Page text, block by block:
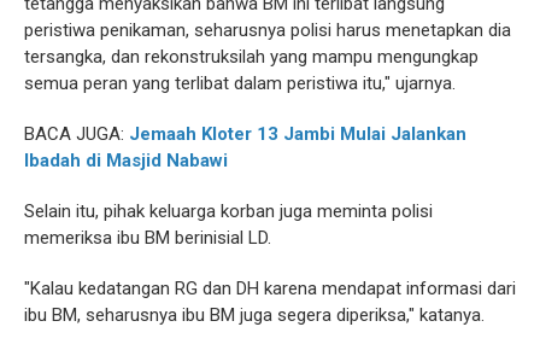
peristiwa penikaman, seharusnya polisi harus menetapkan dia
tersangka, dan rekonstruksilah yang mampu mengungkap
semua peran yang terlibat dalam peristiwa itu," ujarnya.
BACA JUGA: Jemaah Kloter 13 Jambi Mulai Jalankan
Ibadah di Masjid Nabawi
Selain itu, pihak keluarga korban juga meminta polisi
memeriksa ibu BM berinisial LD.
"Kalau kedatangan RG dan DH karena mendapat informasi dari
ibu BM, seharusnya ibu BM juga segera diperiksa," katanya.